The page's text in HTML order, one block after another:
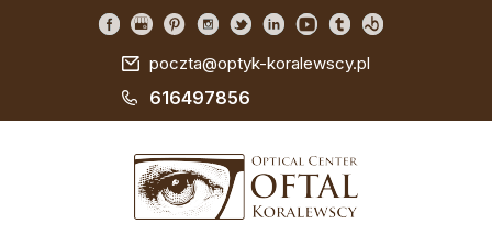
poczta@optyk-koralewscy.pl
616497856